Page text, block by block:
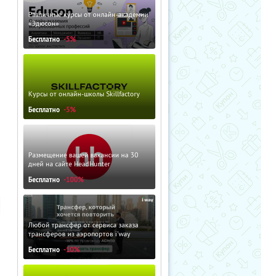
Различные курсы от онлайн-академии
«Эдюсон»
Бесплатно -5%
Курсы от онлайн-школы Skillfactory
Бесплатно -5%
Размещение вашей вакансии на 30
дней на сайте HeadHunter
Бесплатно -100%
Любой трансфер от сервиса заказа
трансферов из аэропортов i'way
Бесплатно -10%